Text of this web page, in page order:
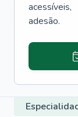
adesão.